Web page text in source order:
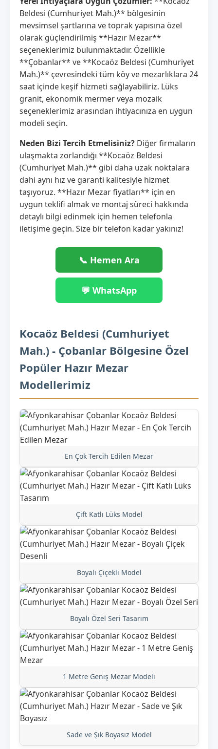
Beldesi (Cumhuriyet Mah.)** bölgesinin
mevsimsel şartlarına ve toprak yapısına özel
olarak güçlendirilmiş **Hazır Mezar**
seçeneklerimiz bulunmaktadır. Özellikle
**Çobanlar** ve **Kocaöz Beldesi (Cumhuriyet
Mah.)** çevresindeki tüm köy ve mezarlıklara 24
saat içinde keşif hizmeti sağlayabiliriz. Lüks
granit, ekonomik mermer veya mozaik
seçeneklerimiz arasından ihtiyacınıza en uygun
modeli seçin.
Neden Bizi Tercih Etmelisiniz? Diğer firmaların
ulaşmakta zorlandığı **Kocaöz Beldesi
(Cumhuriyet Mah.)** gibi daha uzak noktalara
dahi aynı hız ve garanti kalitesiyle hizmet
taşıyoruz. **Hazır Mezar fiyatları** için en
uygun teklifi almak ve montaj süreci hakkında
detaylı bilgi edinmek için hemen telefonla
iletişime geçin. Size bir telefon kadar yakınız!
📞 Hemen Ara
💬 WhatsApp
Kocaöz Beldesi (Cumhuriyet
Mah.) - Çobanlar Bölgesine Özel
Popüler Hazır Mezar
Modellerimiz
En Çok Tercih Edilen Mezar
Çift Katlı Lüks Model
Boyalı Çiçekli Model
Boyalı Özel Seri Tasarım
1 Metre Geniş Mezar Modeli
Sade ve Şık Boyasız Model